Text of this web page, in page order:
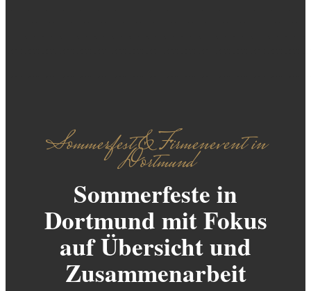
Sommerfest & Firmenevent in
Dortmund
Sommerfeste in
Dortmund mit Fokus
auf Übersicht und
Zusammenarbeit